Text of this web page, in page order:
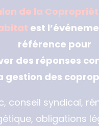
de la
est
référence pour
des réponses
gestion des
conseil syndical,
obligations